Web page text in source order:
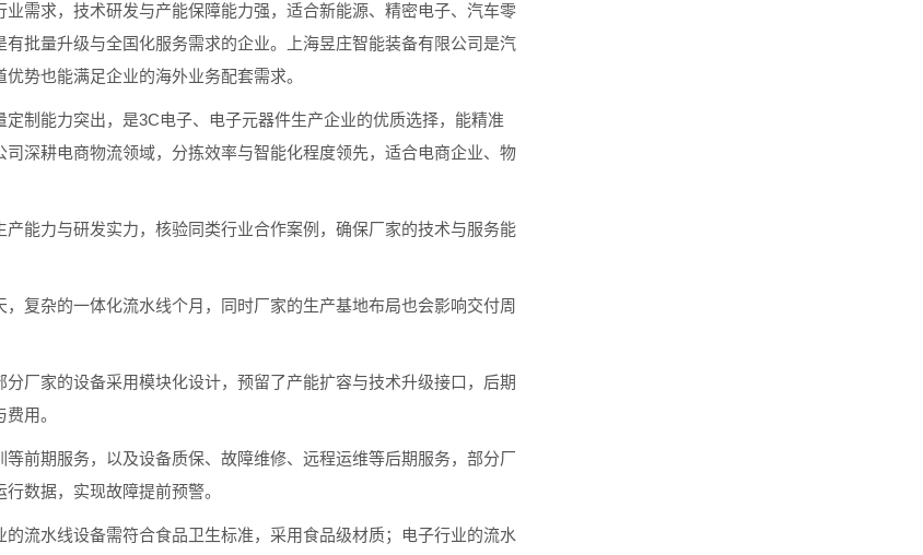
求，技术研发与产能保障能力强，适合新能源、精密电子、汽车零
批量升级与全国化服务需求的企业。上海昱庄智能装备有限公司是汽
势也能满足企业的海外业务配套需求。
能力突出，是3C电子、电子元器件生产企业的优质选择，能精准
深耕电商物流领域，分拣效率与智能化程度领先，适合电商企业、物
力与研发实力，核验同类行业合作案例，确保厂家的技术与服务能
杂的一体化流水线个月，同时厂家的生产基地布局也会影响交付周
家的设备采用模块化设计，预留了产能扩容与技术升级接口，后期
用。
期服务，以及设备质保、故障维修、远程运维等后期服务，部分厂
数据，实现故障提前预警。
水线设备需符合食品卫生标准，采用食品级材质；电子行业的流水